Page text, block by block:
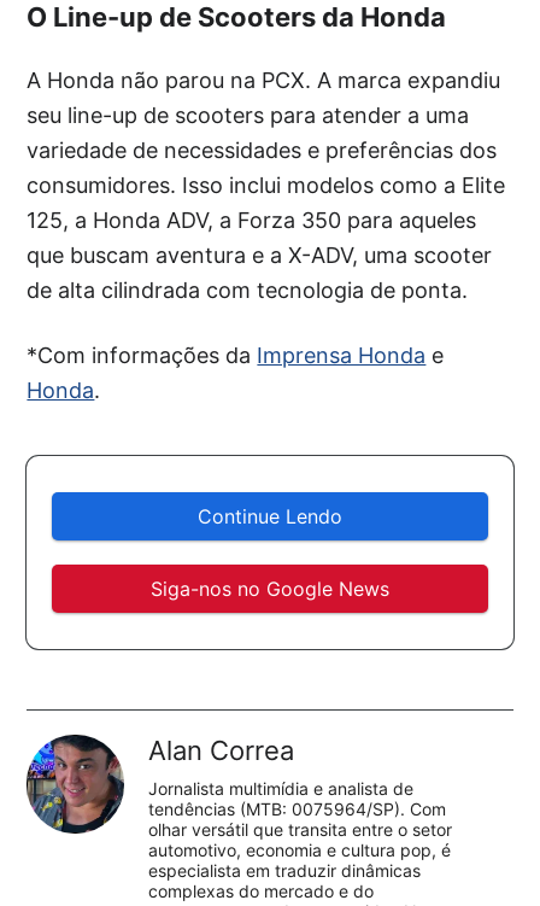
O Line-up de Scooters da Honda
A Honda não parou na PCX. A marca expandiu
seu line-up de scooters para atender a uma
variedade de necessidades e preferências dos
consumidores. Isso inclui modelos como a Elite
125, a Honda ADV, a Forza 350 para aqueles
que buscam aventura e a X-ADV, uma scooter
de alta cilindrada com tecnologia de ponta.
*Com informações da Imprensa Honda e
Honda.
Continue Lendo
Siga-nos no Google News
Alan Correa
Jornalista multimídia e analista de
tendências (MTB: 0075964/SP). Com
olhar versátil que transita entre o setor
automotivo, economia e cultura pop, é
especialista em traduzir dinâmicas
complexas do mercado e do